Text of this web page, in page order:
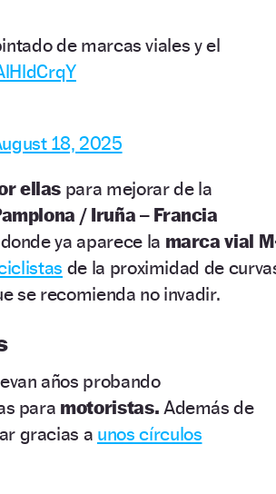
de marcas viales y el
18, 2025
ellas para mejorar de la
/ Iruña – Francia
ya aparece la marca vial
de la proximidad de
se recomienda no invadir.
años probando
para motoristas. Además de
gracias a unos círculos